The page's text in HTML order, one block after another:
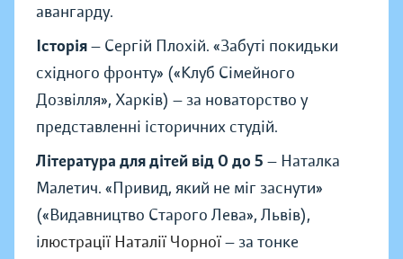
авангарду.
Історія— Сергій Плохій. «Забуті покидьки
східного фронту» («Клуб Сімейного
Дозвілля», Харків) — за новаторство у
представленні історичних студій.
Література для дітей від 0 до 5 — Наталка
Малетич. «Привид, який не міг заснути»
(«Видавництво Старого Лева», Львів),
ілюстрації Наталії Чорної— за тонке